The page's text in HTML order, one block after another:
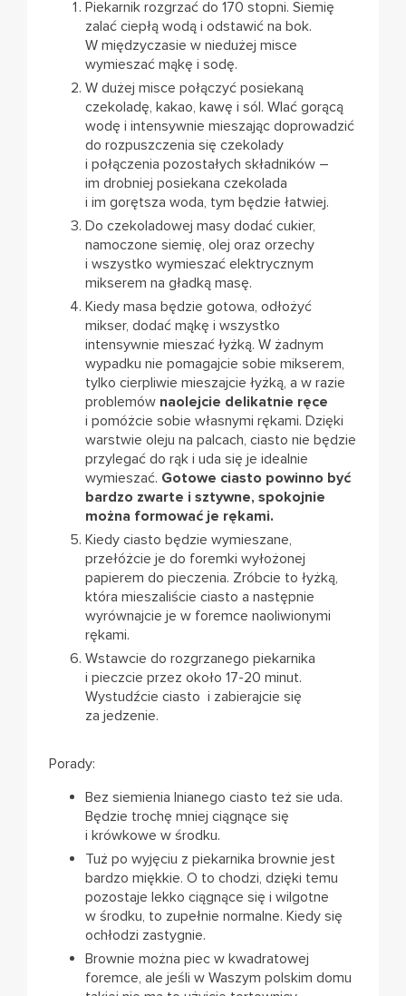
Piekarnik rozgrzać do 170 stopni. Siemię
zalać ciepłą wodą i odstawić na bok.
W międzyczasie w niedużej misce
wymieszać mąkę i sodę.
W dużej misce połączyć posiekaną
czekoladę, kakao, kawę i sól. Wlać gorącą
wodę i intensywnie mieszając doprowadzić
do rozpuszczenia się czekolady
i połączenia pozostałych składników –
im drobniej posiekana czekolada
i im gorętsza woda, tym będzie łatwiej.
Do czekoladowej masy dodać cukier,
namoczone siemię, olej oraz orzechy
i wszystko wymieszać elektrycznym
mikserem na gładką masę.
Kiedy masa będzie gotowa, odłożyć
mikser, dodać mąkę i wszystko
intensywnie mieszać łyżką. W żadnym
wypadku nie pomagajcie sobie mikserem,
tylko cierpliwie mieszajcie łyżką, a w razie
problemów naolejcie delikatnie ręce
i pomóżcie sobie własnymi rękami. Dzięki
warstwie oleju na palcach, ciasto nie będzie
przylegać do rąk i uda się je idealnie
wymieszać. Gotowe ciasto powinno być
bardzo zwarte i sztywne, spokojnie
można formować je rękami.
Kiedy ciasto będzie wymieszane,
przełóżcie je do foremki wyłożonej
papierem do pieczenia. Zróbcie to łyżką,
która mieszaliście ciasto a następnie
wyrównajcie je w foremce naoliwionymi
rękami.
Wstawcie do rozgrzanego piekarnika
i pieczcie przez około 17-20 minut.
Wystudźcie ciasto i zabierajcie się
za jedzenie.
Porady:
Bez siemienia lnianego ciasto też sie uda.
Będzie trochę mniej ciągnące się
i krówkowe w środku.
Tuż po wyjęciu z piekarnika brownie jest
bardzo miękkie. O to chodzi, dzięki temu
pozostaje lekko ciągnące się i wilgotne
w środku, to zupełnie normalne. Kiedy się
ochłodzi zastygnie.
Brownie można piec w kwadratowej
foremce, ale jeśli w Waszym polskim domu